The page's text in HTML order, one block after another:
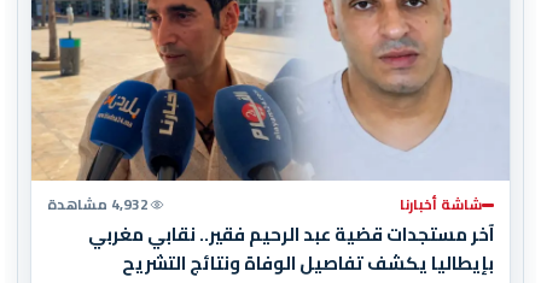
شاشة أخبارنا 4,932 مشاهدة
آخر مستجدات قضية عبد الرحيم فقير.. نقابي مغربي
بإيطاليا يكشف تفاصيل الوفاة ونتائج التشريح